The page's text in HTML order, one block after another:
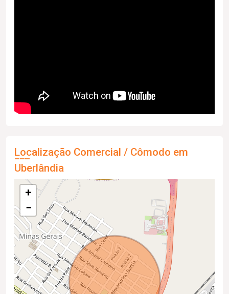
Localização Comercial / Cômodo em
Uberlândia
+
−